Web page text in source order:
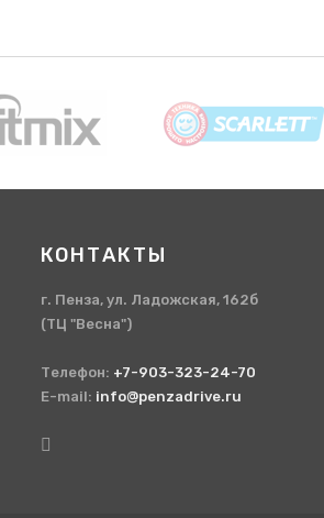
КОНТАКТЫ
г. Пенза, ул. Ладожская, 162б
(ТЦ "Весна")
Телефон: +7-903-323-24-70
E-mail: info@penzadrive.ru